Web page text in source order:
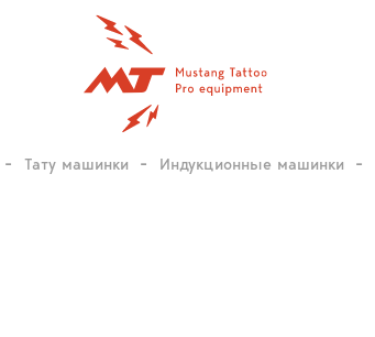
Тату машинки Индукционные машинки